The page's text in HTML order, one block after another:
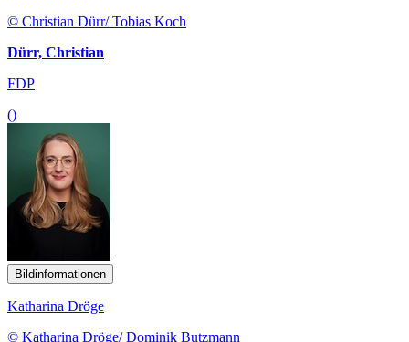
© Christian Dürr/ Tobias Koch
Dürr, Christian
FDP
()
Bildinformationen
Katharina Dröge
© Katharina Dröge/ Dominik Butzmann